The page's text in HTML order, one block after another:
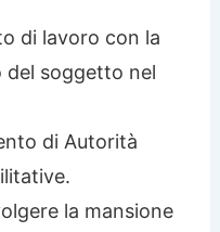
di lavoro con la
del soggetto nel
di Autorità
la mansione